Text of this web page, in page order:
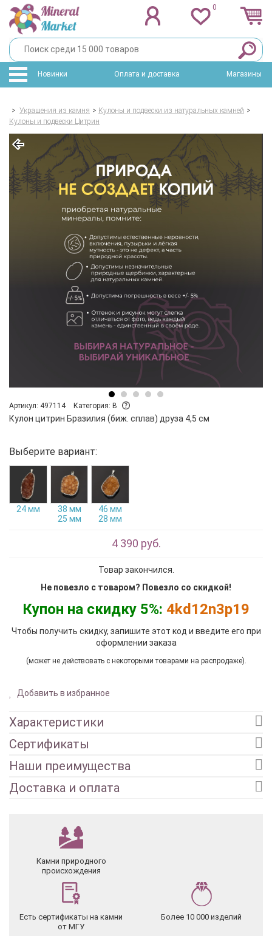
0
Новинки Оплата и доставка Магазины
> Украшения из камня > Кулоны и подвески из натуральных камней >
Кулоны и подвески Цитрин
Артикул: 497114 Категория: B
Кулон цитрин Бразилия (биж. сплав) друза 4,5 см
Выберите вариант:
24 мм
38 мм
25 мм
46 мм
28 мм
4 390 руб.
Товар закончился.
Не повезло с товаром? Повезло со скидкой!
Купон на скидку 5%: 4kd12n3p19
Чтобы получить скидку, запишите этот код и введите его при
оформлении заказа
(может не действовать с некоторыми товарами на распродаже).
Добавить в избранное
Характеристики
Сертификаты
Наши преимущества
Доставка и оплата
Камни природного
происхождения
Есть сертификаты на камни
от МГУ
Более 10 000 изделий